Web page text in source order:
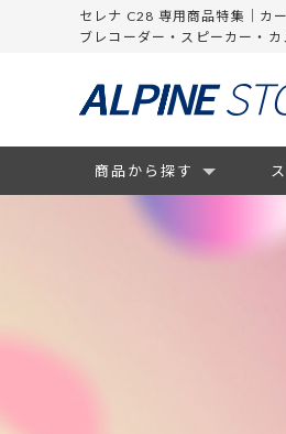
セレナ C28 専用商品特集｜カ
ブレコーダー・スピーカー・カ
商品から探す